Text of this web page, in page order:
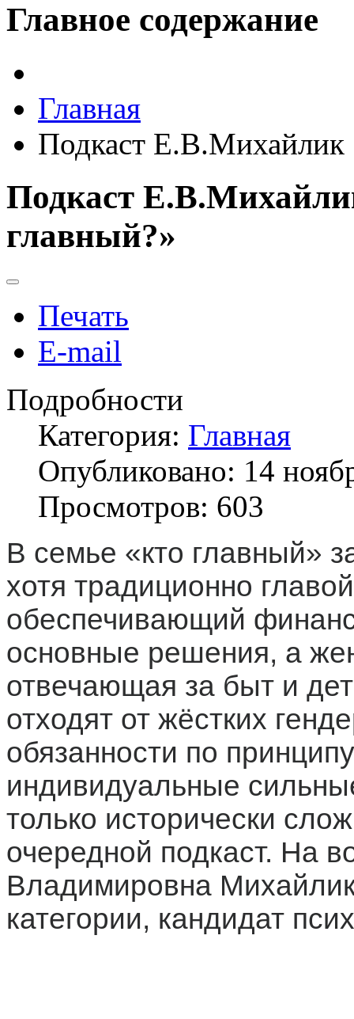
Главное содержание
Главная
Подкаст Е.В.Михайлик
Подкаст
главный?»
Печать
E-mail
Подробности
Категория: Главная
Опубликовано: 14
Просмотров: 603
В семье «кто главный»
хотя традиционно
обеспечивающий
основные решения, а
отвечающая за быт и
отходят от жёстких
обязанности по
индивидуальные
только исторически
очередной подкаст. На
Владимировна
категории, кандидат